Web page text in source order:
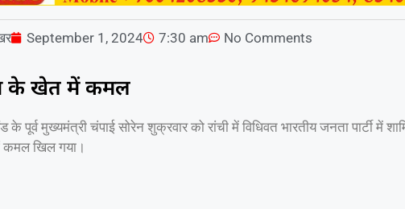
September 1, 2024 7:30 am No Comments
के खेत में कमल
के पूर्व मुख्यमंत्री चंपाई सोरेन शुक्रवार को रांची में विधिवत भारतीय जनता पार्टी में
खिल गया।